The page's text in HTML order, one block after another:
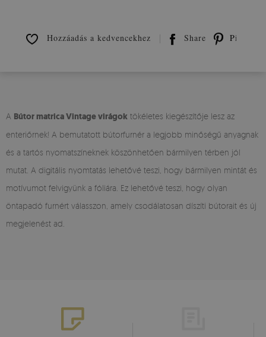
Hozzáadás a kedvencekhez Share Pin it
A Bútor matrica Vintage virágok tökéletes kiegészítője lesz az
enteriőrnek! A bemutatott bútorfurnér a legjobb minőségű anyagnak
és a tartós nyomatszíneknek köszönhetően bármilyen térben jól
mutat. A digitális nyomtatás lehetővé teszi, hogy bármilyen mintát és
motívumot felvigyünk a fóliára. Ez lehetővé teszi, hogy olyan
öntapadó furnért válasszon, amely csodálatosan díszíti bútorait és új
megjelenést ad.